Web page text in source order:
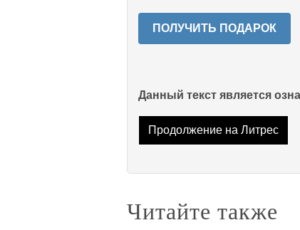
ПОЛУЧИТЬ ПОДАРОК
Данный текст является
Продолжение на Литрес
Читайте также